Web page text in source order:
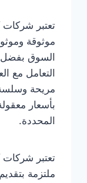
تعتبر
موثوقة
السوق بفضل
التعامل مع
مريحة
بأسعار
المحددة.
تعتبر
ملتزمة